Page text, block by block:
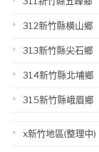
312新竹縣橫山鄉
313新竹縣尖石鄉
314新竹縣北埔鄉
315新竹縣峨眉鄉
x新竹地區(整理中)